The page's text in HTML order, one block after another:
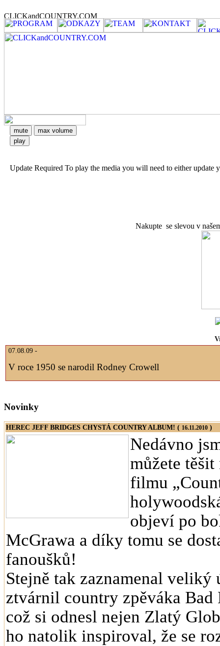
mute
max volume
play
Update Required To play the media you will need to either update
Nakupte se slevou v
07.08.09 -
V roce 1950 se narodil Rodney Crowell
Novinky
HEREC JEFF BRIDGES CHYSTÁ COUNTRY ALBUM! ( 16.11.2010 )
Nedávno
můžete
filmu
objeví po
McGrawa a díky tomu se
fanoušků!
Stejně tak zaznamenal
ztvárnil country zpěváka
což si odnesl nejen Zlatý
ho natolik inspiroval, že se